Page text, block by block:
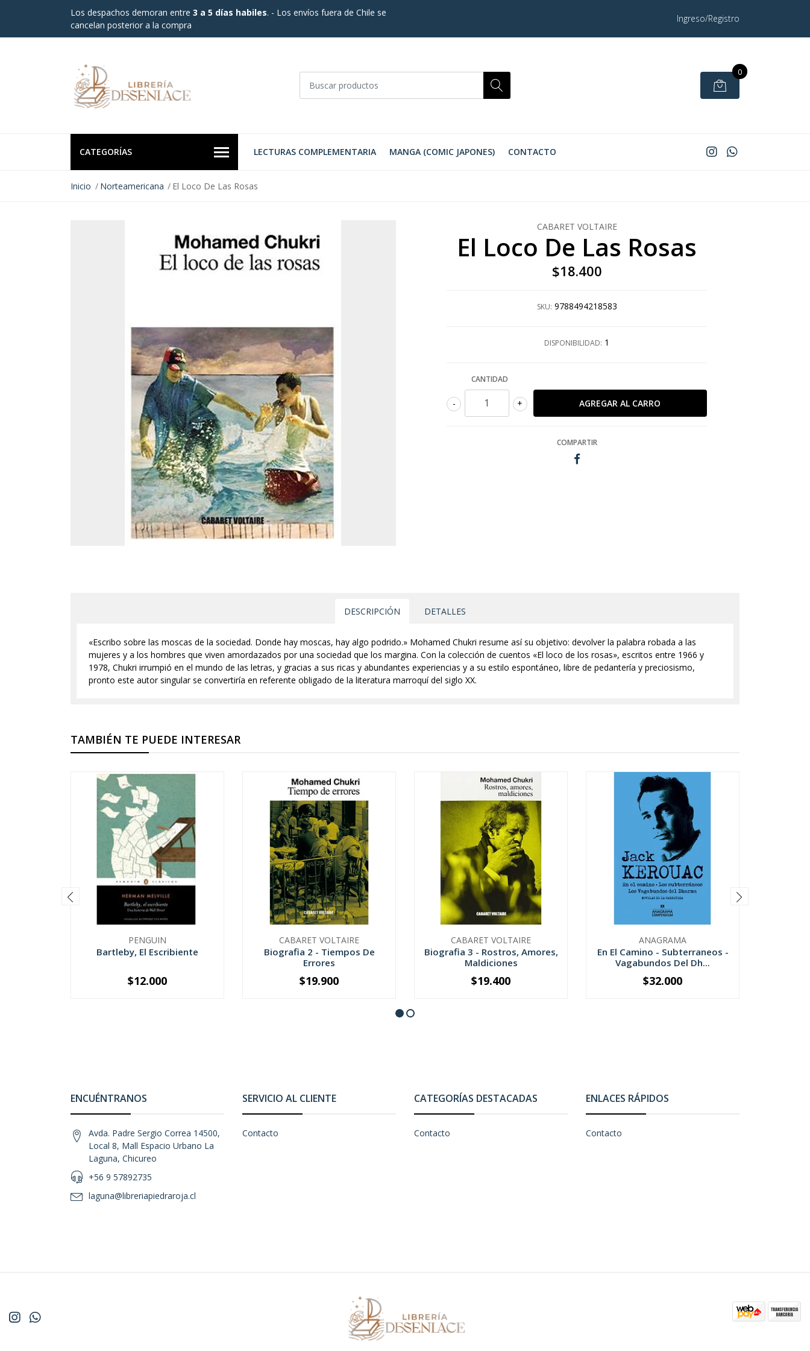
Los despachos demoran entre 3 a 5 días habiles. - Los envíos fuera de Chile se
cancelan posterior a la compra
Ingreso/Registro
0
CATEGORÍAS LECTURAS COMPLEMENTARIA MANGA (COMIC JAPONES) CONTACTO
Inicio Norteamericana El Loco De Las Rosas
CABARET VOLTAIRE
El Loco De Las Rosas
$18.400
SKU: 9788494218583
DISPONIBILIDAD: 1
CANTIDAD
+
-
COMPARTIR
DESCRIPCIÓN DETALLES
«Escribo sobre las moscas de la sociedad. Donde hay moscas, hay algo podrido.» Mohamed Chukri resume así su objetivo: devolver la palabra robada a las
mujeres y a los hombres que viven amordazados por una sociedad que los margina. Con la colección de cuentos «El loco de los rosas», escritos entre 1966 y
1978, Chukri irrumpió en el mundo de las letras, y gracias a sus ricas y abundantes experiencias y a su estilo espontáneo, libre de pedantería y preciosismo,
pronto este autor singular se convertiría en referente obligado de la literatura marroquí del siglo XX.
TAMBIÉN TE PUEDE INTERESAR
PENGUIN
Bartleby, El Escribiente
+
$12.000
CABARET VOLTAIRE
Biografia 2 - Tiempos De
Errores
+
$19.900
CABARET VOLTAIRE
Biografia 3 - Rostros, Amores,
Maldiciones
+
$19.400
ANAGRAMA
En El Camino - Subterraneos -
Vagabundos Del Dh...
+
$32.000
ENCUÉNTRANOS
Avda. Padre Sergio Correa 14500,
Local 8, Mall Espacio Urbano La
Laguna, Chicureo
+56 9 57892735
laguna@libreriapiedraroja.cl
SERVICIO AL CLIENTE
Contacto
CATEGORÍAS DESTACADAS
Contacto
ENLACES RÁPIDOS
Contacto